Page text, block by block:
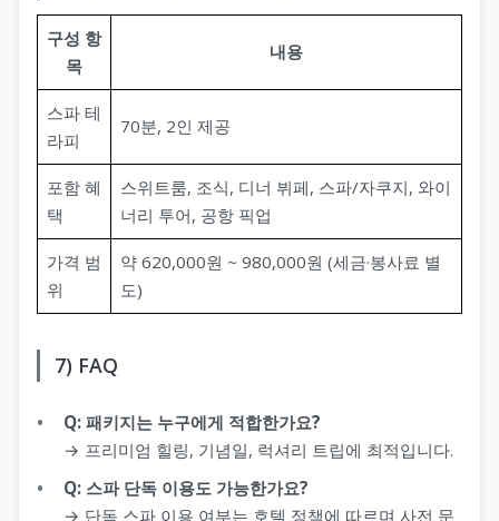
구성 항
목
내용
스파 테
라피
70분, 2인 제공
포함 혜
택
스위트룸, 조식, 디너 뷔페, 스파/자쿠지, 와이
너리 투어, 공항 픽업
가격 범
위
약 620,000원 ~ 980,000원 (세금·봉사료 별
도)
7) FAQ
Q: 패키지는 누구에게 적합한가요?
→ 프리미엄 힐링, 기념일, 럭셔리 트립에 최적입니다.
Q: 스파 단독 이용도 가능한가요?
→ 단독 스파 이용 여부는 호텔 정책에 따르며 사전 문